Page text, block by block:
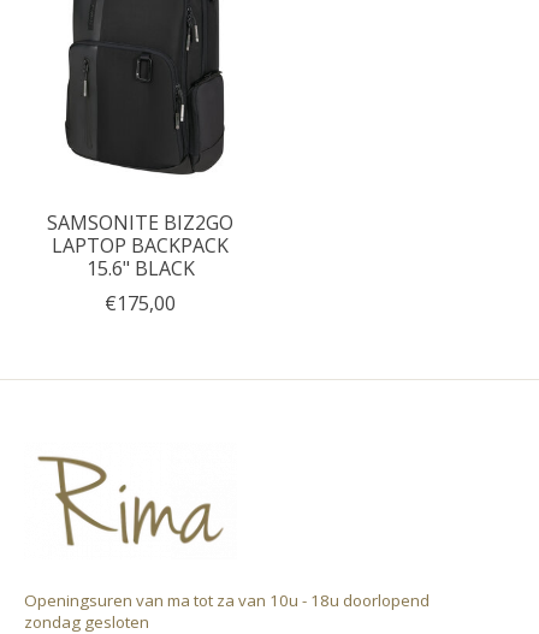
SAMSONITE BIZ2GO
LAPTOP BACKPACK
15.6" BLACK
€175,00
Openingsuren van ma tot za van 10u - 18u doorlopend ​
zondag gesloten